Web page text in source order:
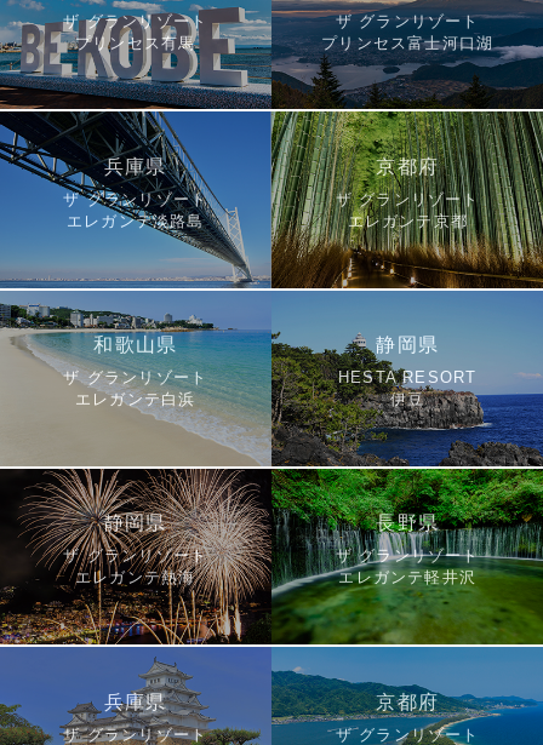
ザ グランリゾート
プリンセス有馬
ザ グランリゾート
プリンセス富士河口湖
兵庫県
ザ グランリゾート
エレガンテ淡路島
京都府
ザ グランリゾート
エレガンテ京都
和歌山県
ザ グランリゾート
エレガンテ白浜
静岡県
HESTA RESORT
伊豆
静岡県
ザ グランリゾート
エレガンテ熱海
長野県
ザ グランリゾート
エレガンテ軽井沢
兵庫県
ザ グランリゾート
京都府
ザ グランリゾート